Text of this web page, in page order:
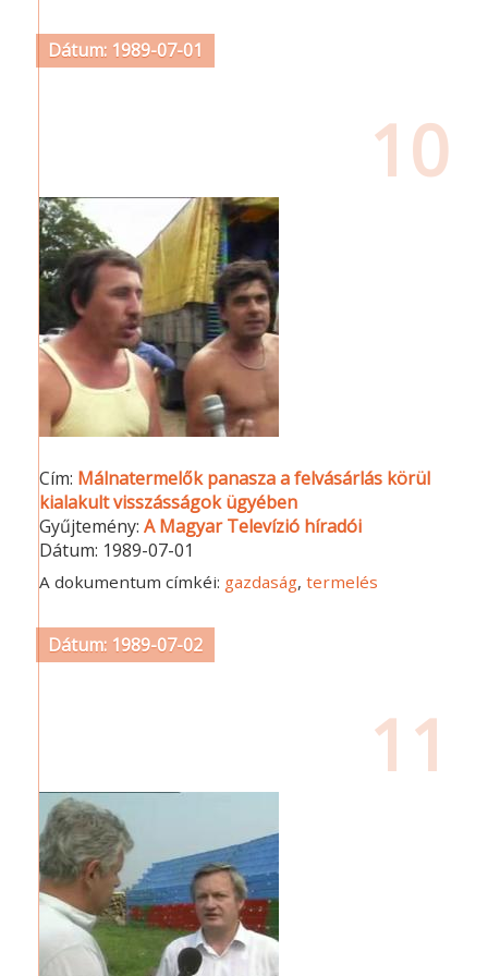
Dátum: 1989-07-01
10
Cím: Málnatermelők panasza a felvásárlás körül
kialakult visszásságok ügyében
Gyűjtemény:A Magyar Televízió híradói
Dátum: 1989-07-01
A dokumentum címkéi: gazdaság,termelés
Dátum: 1989-07-02
11